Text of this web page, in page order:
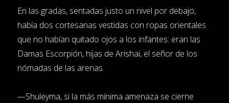
En las gradas, sentadas justo un nivel por debajo,
había dos cortesanas vestidas con ropas orientales
que no habían quitado ojos a los infantes: eran las
Damas Escorpión, hijas de Arishai, el señor de los
nómadas de las arenas.
—Shuleyma, si la más mínima amenaza se cierne